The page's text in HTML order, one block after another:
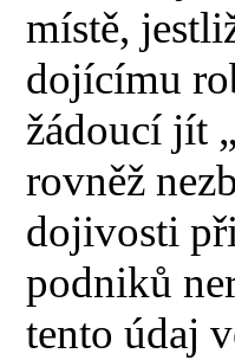
místě,
dojícímu
žádoucí jít
rovněž
dojivosti
podniků
tento údaj